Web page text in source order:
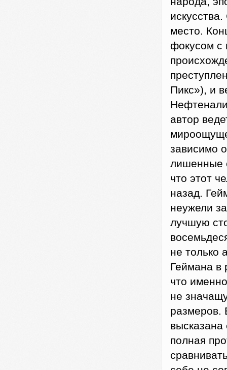
место.
фокусом с
Пикс»), и
автор
зависимо
лишенные
что этот
назад.
неужели
лучшую
не только
Геймана в
что
не
размеров.
высказана
полная